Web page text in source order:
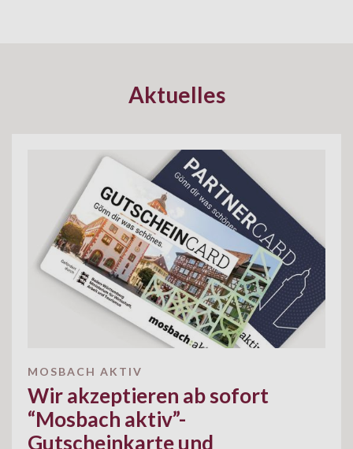
Aktuelles
MOSBACH AKTIV
Wir akzeptieren ab sofort
“Mosbach aktiv”-
Gutscheinkarte und